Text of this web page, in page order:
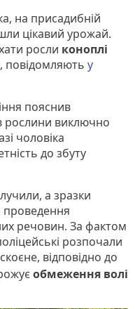
на присадибній
цікавий урожай.
росли коноплі
, повідомляють у
пояснив
виключно
чоловіка
до збуту
а зразки
проведення
речовин. За фактом
розпочали
відповідно до
обмеження волі